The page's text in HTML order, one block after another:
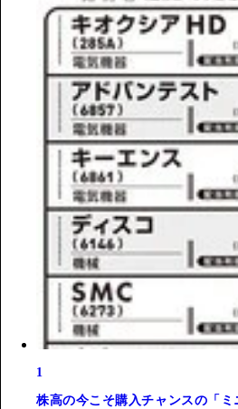
1
株高の今こそ購入チャンスの「